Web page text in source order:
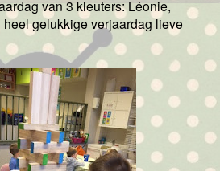
van 3 kleuters: Léonie,
gelukkige verjaardag lieve